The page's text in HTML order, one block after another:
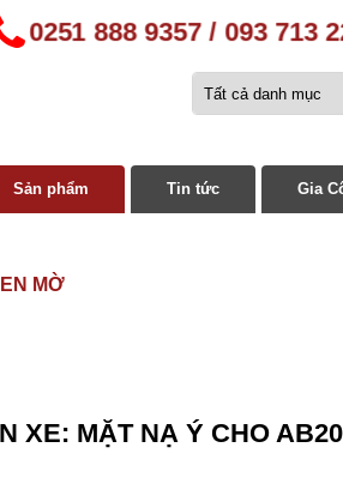
0251 888 9357 / 093 713
Sản phẩm Tin tức Gia
MỜ
XE: MẶT NẠ Ý CHO